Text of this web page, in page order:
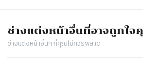
ช่างแต่งหน้าอื่นที่อาจถูกใจ
ช่างแต่งหน้าอื่นๆ ที่คุณไม่ควรพลาด